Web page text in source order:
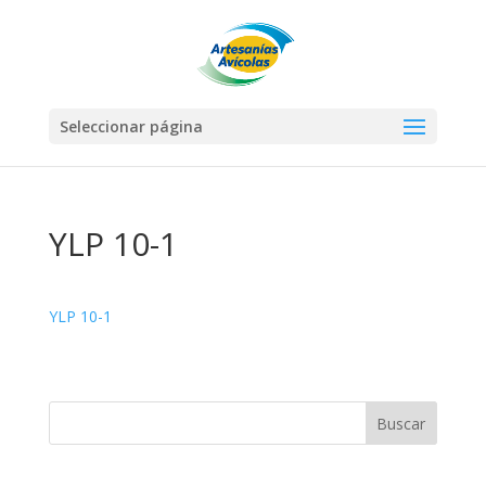
Seleccionar página
YLP 10-1
YLP 10-1